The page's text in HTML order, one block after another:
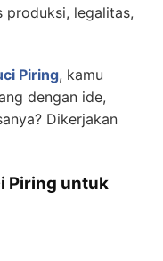
produksi, legalitas,
Piring, kamu
dengan ide,
Dikerjakan
Piring untuk